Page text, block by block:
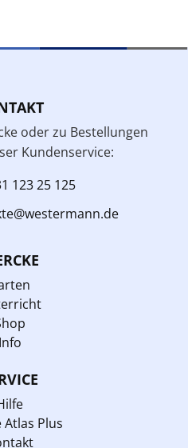
oder zu Bestellungen
Kundenservice:
123 25 125
Info
Atlas Plus